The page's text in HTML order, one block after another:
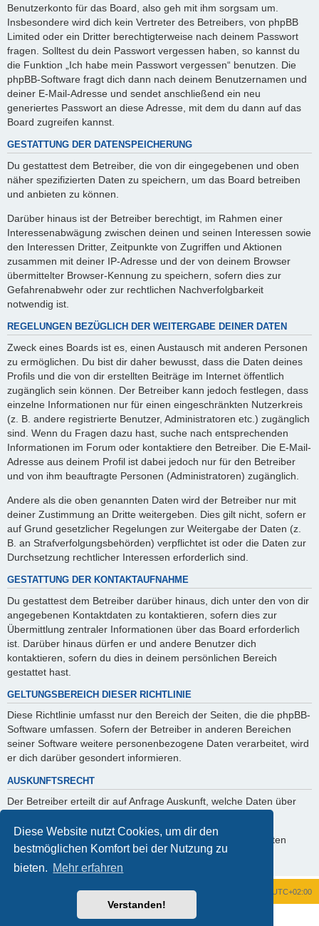
Diese Website nutzt Cookies, um dir den
bestmöglichen Komfort bei der Nutzung zu
bieten. Mehr erfahren
Verstanden!
Benutzerkonto für das Board, also geh mit ihm sorgsam um.
Insbesondere wird dich kein Vertreter des Betreibers, von phpBB
Limited oder ein Dritter berechtigterweise nach deinem Passwort
fragen. Solltest du dein Passwort vergessen haben, so kannst du
die Funktion „Ich habe mein Passwort vergessen“ benutzen. Die
phpBB-Software fragt dich dann nach deinem Benutzernamen und
deiner E-Mail-Adresse und sendet anschließend ein neu
generiertes Passwort an diese Adresse, mit dem du dann auf das
Board zugreifen kannst.
GESTATTUNG DER DATENSPEICHERUNG
Du gestattest dem Betreiber, die von dir eingegebenen und oben
näher spezifizierten Daten zu speichern, um das Board betreiben
und anbieten zu können.
Darüber hinaus ist der Betreiber berechtigt, im Rahmen einer
Interessenabwägung zwischen deinen und seinen Interessen sowie
den Interessen Dritter, Zeitpunkte von Zugriffen und Aktionen
zusammen mit deiner IP-Adresse und der von deinem Browser
übermittelter Browser-Kennung zu speichern, sofern dies zur
Gefahrenabwehr oder zur rechtlichen Nachverfolgbarkeit
notwendig ist.
REGELUNGEN BEZÜGLICH DER WEITERGABE DEINER DATEN
Zweck eines Boards ist es, einen Austausch mit anderen Personen
zu ermöglichen. Du bist dir daher bewusst, dass die Daten deines
Profils und die von dir erstellten Beiträge im Internet öffentlich
zugänglich sein können. Der Betreiber kann jedoch festlegen, dass
einzelne Informationen nur für einen eingeschränkten Nutzerkreis
(z. B. andere registrierte Benutzer, Administratoren etc.) zugänglich
sind. Wenn du Fragen dazu hast, suche nach entsprechenden
Informationen im Forum oder kontaktiere den Betreiber. Die E-Mail-
Adresse aus deinem Profil ist dabei jedoch nur für den Betreiber
und von ihm beauftragte Personen (Administratoren) zugänglich.
Andere als die oben genannten Daten wird der Betreiber nur mit
deiner Zustimmung an Dritte weitergeben. Dies gilt nicht, sofern er
auf Grund gesetzlicher Regelungen zur Weitergabe der Daten (z.
B. an Strafverfolgungsbehörden) verpflichtet ist oder die Daten zur
Durchsetzung rechtlicher Interessen erforderlich sind.
GESTATTUNG DER KONTAKTAUFNAHME
Du gestattest dem Betreiber darüber hinaus, dich unter den von dir
angegebenen Kontaktdaten zu kontaktieren, sofern dies zur
Übermittlung zentraler Informationen über das Board erforderlich
ist. Darüber hinaus dürfen er und andere Benutzer dich
kontaktieren, sofern du dies in deinem persönlichen Bereich
gestattet hast.
GELTUNGSBEREICH DIESER RICHTLINIE
Diese Richtlinie umfasst nur den Bereich der Seiten, die die phpBB-
Software umfassen. Sofern der Betreiber in anderen Bereichen
seiner Software weitere personenbezogene Daten verarbeitet, wird
er dich darüber gesondert informieren.
AUSKUNFTSRECHT
Der Betreiber erteilt dir auf Anfrage Auskunft, welche Daten über
Du kannst jederzeit die Löschung bzw. Sperrung deiner Daten
verlangen. Kontaktiere hierzu bitte den Betreiber.
Foren-Übersicht UTC+02:00
Powered by
® Forum Software © phpBB Limited